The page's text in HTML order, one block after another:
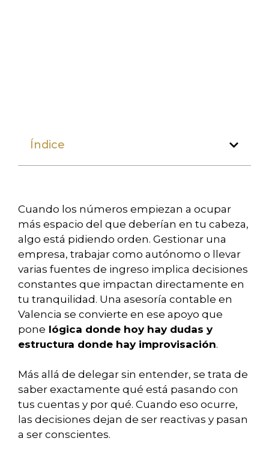
Índice
Cuando los números empiezan a ocupar
más espacio del que deberían en tu cabeza,
algo está pidiendo orden. Gestionar una
empresa, trabajar como autónomo o llevar
varias fuentes de ingreso implica decisiones
constantes que impactan directamente en
tu tranquilidad. Una asesoría contable en
Valencia se convierte en ese apoyo que
pone lógica donde hoy hay dudas y
estructura donde hay improvisación.
Más allá de delegar sin entender, se trata de
saber exactamente qué está pasando con
tus cuentas y por qué. Cuando eso ocurre,
las decisiones dejan de ser reactivas y pasan
a ser conscientes.